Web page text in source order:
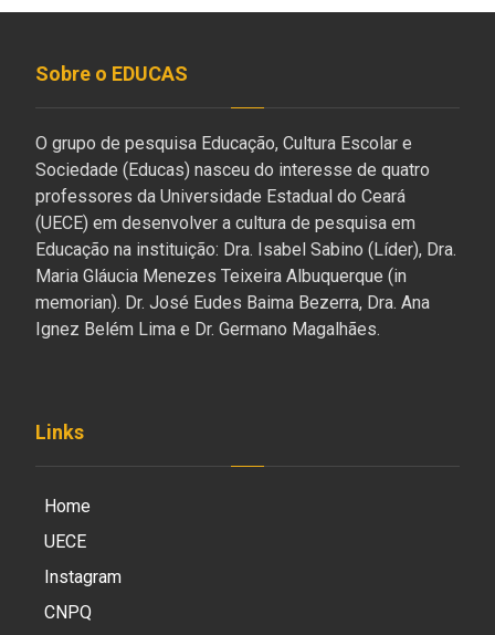
Sobre o EDUCAS
O grupo de pesquisa Educação, Cultura Escolar e
Sociedade (Educas) nasceu do interesse de quatro
professores da Universidade Estadual do Ceará
(UECE) em desenvolver a cultura de pesquisa em
Educação na instituição: Dra. Isabel Sabino (Líder), Dra.
Maria Gláucia Menezes Teixeira Albuquerque (in
memorian). Dr. José Eudes Baima Bezerra, Dra. Ana
Ignez Belém Lima e Dr. Germano Magalhães.
Links
Home
UECE
Instagram
CNPQ